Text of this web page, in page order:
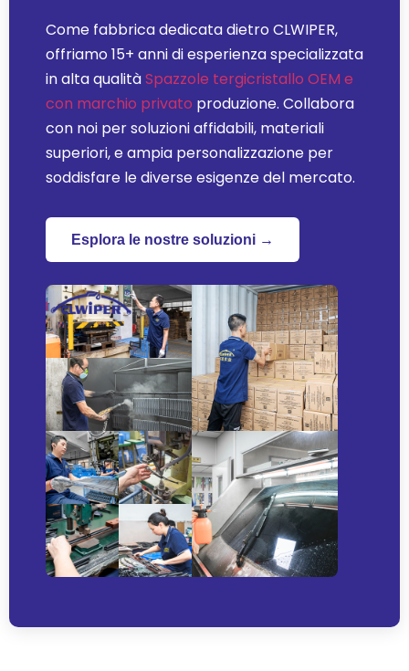
Come fabbrica dedicata dietro CLWIPER,
offriamo 15+ anni di esperienza specializzata
in alta qualitàSpazzole tergicristallo OEM e
con marchio privato produzione. Collabora
con noi per soluzioni affidabili, materiali
superiori, e ampia personalizzazione per
soddisfare le diverse esigenze del mercato.
Esplora le nostre soluzioni →